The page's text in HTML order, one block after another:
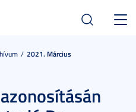
2021. Március